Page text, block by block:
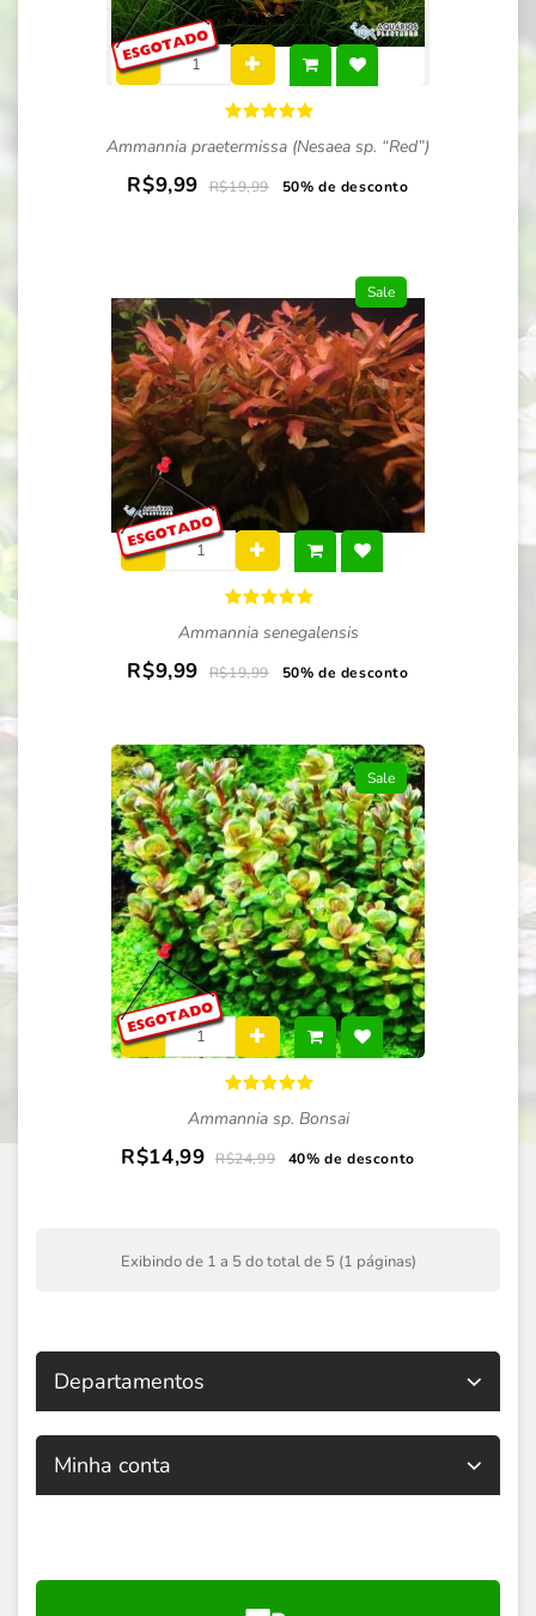
Ammannia praetermissa (Nesaea sp. “Red”)
R$9,99 R$19,99 50% de desconto
Sale
Ammannia senegalensis
R$9,99 R$19,99 50% de desconto
Sale
Ammannia sp. Bonsai
R$14,99 R$24,99 40% de desconto
Exibindo de 1 a 5 do total de 5 (1 páginas)
Departamentos
Minha conta